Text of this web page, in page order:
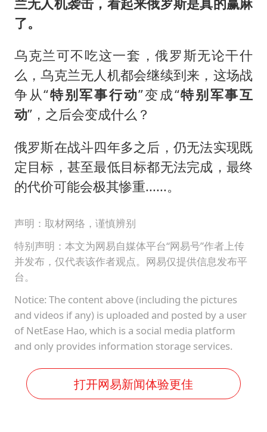
了。
乌克兰可不吃这一套，俄罗斯无论干什
么，乌克兰无人机都会继续到来，这场战
争从“特别军事行动”变成“特别军事互
动”，之后会变成什么？
俄罗斯在战斗四年多之后，仍无法实现既
定目标，甚至最低目标都无法完成，最终
的代价可能会极其惨重......。
声明：取材网络，谨慎辨别
特别声明：本文为网易自媒体平台“网易号”作者上传
并发布，仅代表该作者观点。网易仅提供信息发布平
台。
Notice: The content above (including the pictures
and videos if any) is uploaded and posted by a user
of NetEase Hao, which is a social media platform
and only provides information storage services.
打开网易新闻体验更佳